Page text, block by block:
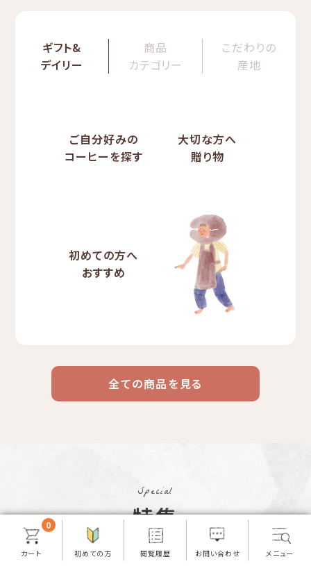
ギフト&
デイリー
商品
カテゴリー
こだわりの
産地
ご自分好みの
コーヒーを探す
大切な方へ
贈り物
初めての方へ
おすすめ
コーヒー
リキッド
コーヒー
豆・粉
豆
デカフェ
ケニア
全ての商品を見る
Special
特集
0